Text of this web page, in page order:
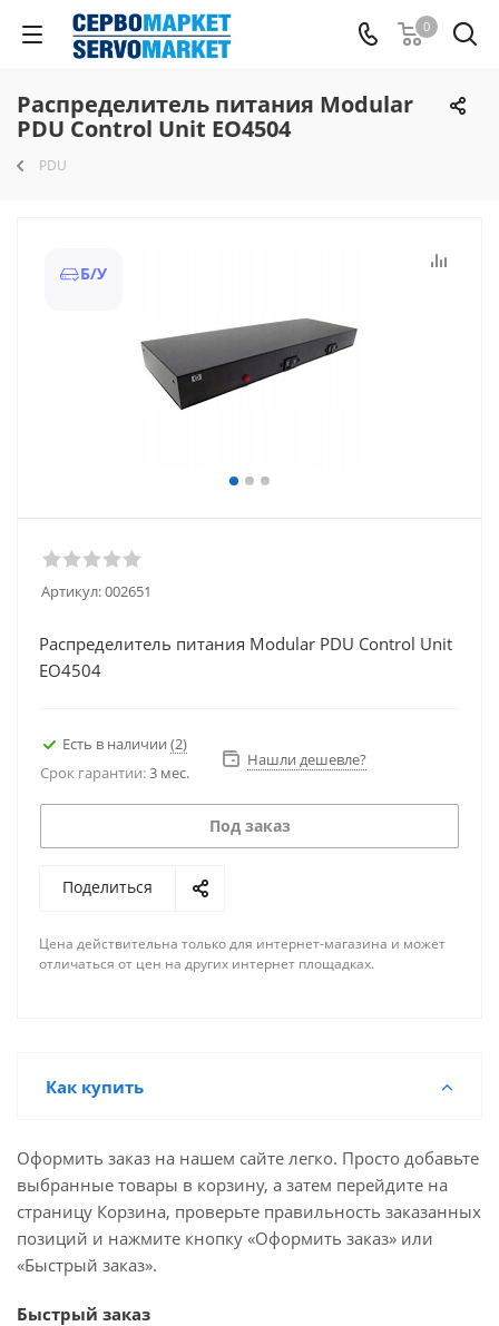
0
Распределитель питания Modular
PDU Control Unit EO4504
PDU
Б/У
Артикул:002651
Распределитель питания Modular PDU Control Unit
EO4504
Есть в наличии (2)
Срок гарантии:3 мес.
Нашли дешевле?
Под заказ
Поделиться
Цена действительна только для интернет-магазина и может
отличаться от цен на других интернет площадках.
Как купить
Оформить заказ на нашем сайте легко. Просто добавьте
выбранные товары в корзину, а затем перейдите на
страницу Корзина, проверьте правильность заказанных
позиций и нажмите кнопку «Оформить заказ» или
«Быстрый заказ».
Быстрый заказ